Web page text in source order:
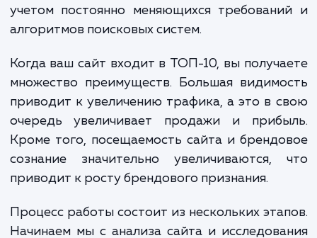
осуществляем широкий спектр работ,
от первоначального аудита вашего
заканчивая постоянной
мониторингом позиций. Это включает
ключевых слов и конкурентов,
сайта и его структуры,
оптимизацию качественного
построение ссылочного профиля и
оптимизацию. Все эти действия
учетом постоянно меняющихся
алгоритмов поисковых систем.